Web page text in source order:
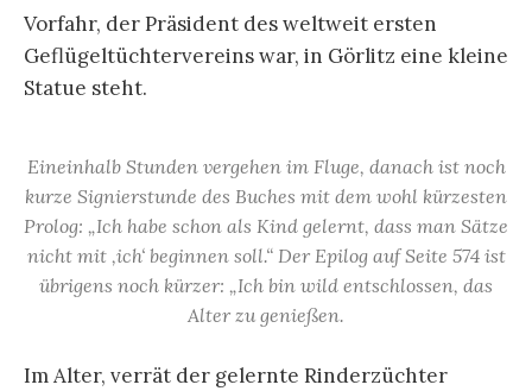
Vorfahr, der Präsident des weltweit ersten
Geflügeltüchtervereins war, in Görlitz eine kleine
Statue steht.
Eineinhalb Stunden vergehen im Fluge, danach ist noch
kurze Signierstunde des Buches mit dem wohl kürzesten
Prolog: „Ich habe schon als Kind gelernt, dass man Sätze
nicht mit ‚ich‘ beginnen soll.“ Der Epilog auf Seite 574 ist
übrigens noch kürzer: „Ich bin wild entschlossen, das
Alter zu genießen.
Im Alter, verrät der gelernte Rinderzüchter